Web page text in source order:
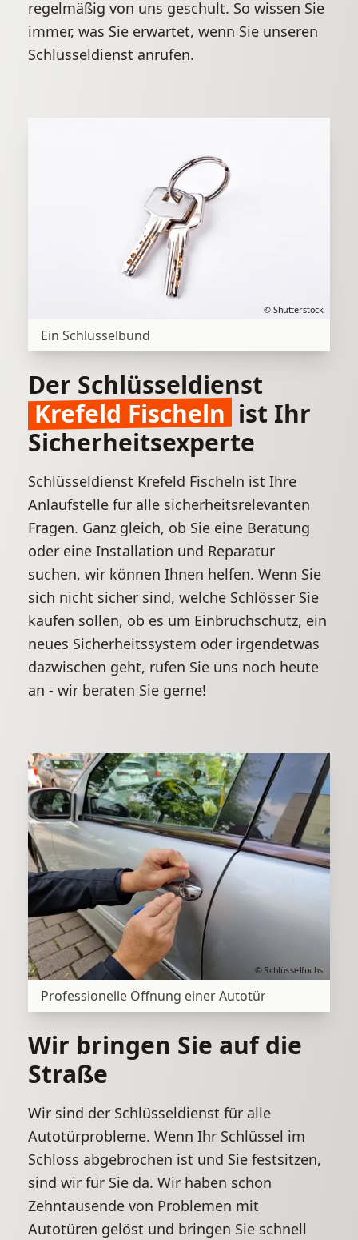
regelmäßig von uns geschult. So wissen Sie
immer, was Sie erwartet, wenn Sie unseren
Schlüsseldienst anrufen.
© Shutterstock
Ein Schlüsselbund
Der Schlüsseldienst
Krefeld Fischeln ist Ihr
Sicherheitsexperte
Schlüsseldienst Krefeld Fischeln ist Ihre
Anlaufstelle für alle sicherheitsrelevanten
Fragen. Ganz gleich, ob Sie eine Beratung
oder eine Installation und Reparatur
suchen, wir können Ihnen helfen. Wenn Sie
sich nicht sicher sind, welche Schlösser Sie
kaufen sollen, ob es um Einbruchschutz, ein
neues Sicherheitssystem oder irgendetwas
dazwischen geht, rufen Sie uns noch heute
an - wir beraten Sie gerne!
© Schlüsselfuchs
Professionelle Öffnung einer Autotür
Wir bringen Sie auf die
Straße
Wir sind der Schlüsseldienst für alle
Autotürprobleme. Wenn Ihr Schlüssel im
Schloss abgebrochen ist und Sie festsitzen,
sind wir für Sie da. Wir haben schon
Zehntausende von Problemen mit
Autotüren gelöst und bringen Sie schnell